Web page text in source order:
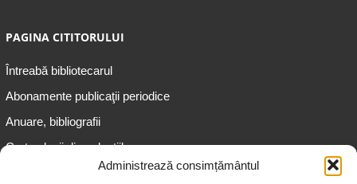
Administrează consimțământul
PAGINA CITITORULUI
Întreabă bibliotecarul
Abonamente publicaţii periodice
Anuare, bibliografii
Cartea lunii din colecțiile